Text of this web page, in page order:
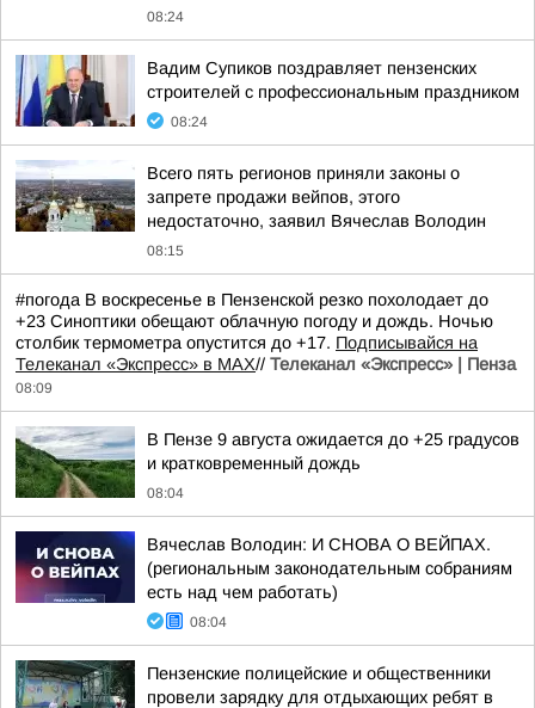
08:24
Вадим Супиков поздравляет пензенских
строителей с профессиональным праздником
08:24
Всего пять регионов приняли законы о
запрете продажи вейпов, этого
недостаточно, заявил Вячеслав Володин
08:15
#погода В воскресенье в Пензенской резко похолодает до
+23 Синоптики обещают облачную погоду и дождь. Ночью
столбик термометра опустится до +17. Подписывайся на
Телеканал «Экспресс» в MAX// Телеканал «Экспресс» | Пенза
08:09
В Пензе 9 августа ожидается до +25 градусов
и кратковременный дождь
08:04
Вячеслав Володин: И СНОВА О ВЕЙПАХ.
(региональным законодательным собраниям
есть над чем работать)
08:04
Пензенские полицейские и общественники
провели зарядку для отдыхающих ребят в